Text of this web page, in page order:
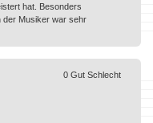
hat. Besonders
der Musiker war sehr
0 Gut Schlecht